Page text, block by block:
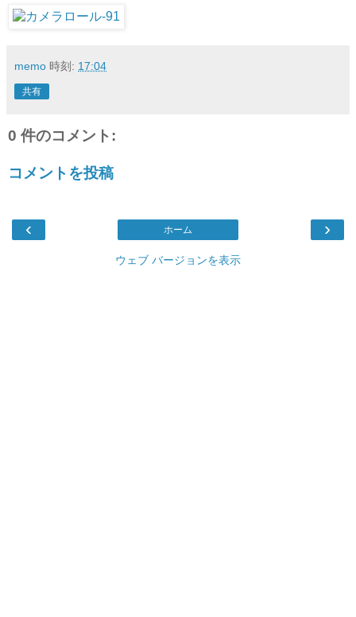
memo 時刻: 17:04
共有
0 件のコメント:
コメントを投稿
‹ ›
ホーム
ウェブ バージョンを表示